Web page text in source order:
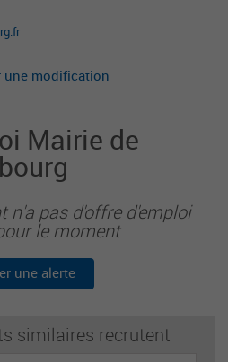
une modification
Mairie de
n'a pas d'offre d'emploi
le moment
une alerte
similaires recrutent